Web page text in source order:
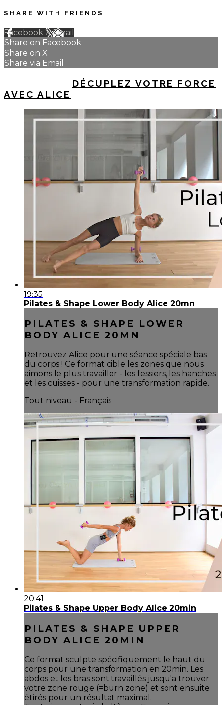
SHARE WITH FRIENDS
Facebook XEmail
Share on Facebook
Share on X
Share via Email
DÉCUPLEZ VOTRE FORCE
AVEC ALICE
19:35
Pilates & Shape Lower Body Alice 20mn
PILATES & SHAPE LOWER
BODY ALICE 20MN
Retrouvez Alice pour une séance spéciale bas
du corps ! Ce format cible les zones que nous
aimons le plus travailler - les fessiers, les hanches
et les cuisses - pour une transformation rapide.
Tout niveau - Français
20:41
Pilates & Shape Upper Body Alice 20min
PILATES & SHAPE UPPER
BODY ALICE 20MIN
Ce format sculpte spécifiquement le haut du
corps pour une transformation en 20min. Les
abdos et les bras sont travaillés jusqu'a trouver
votre zone rouge (=burn zone) et sont ensuite
étirés pour un résultat maximal.